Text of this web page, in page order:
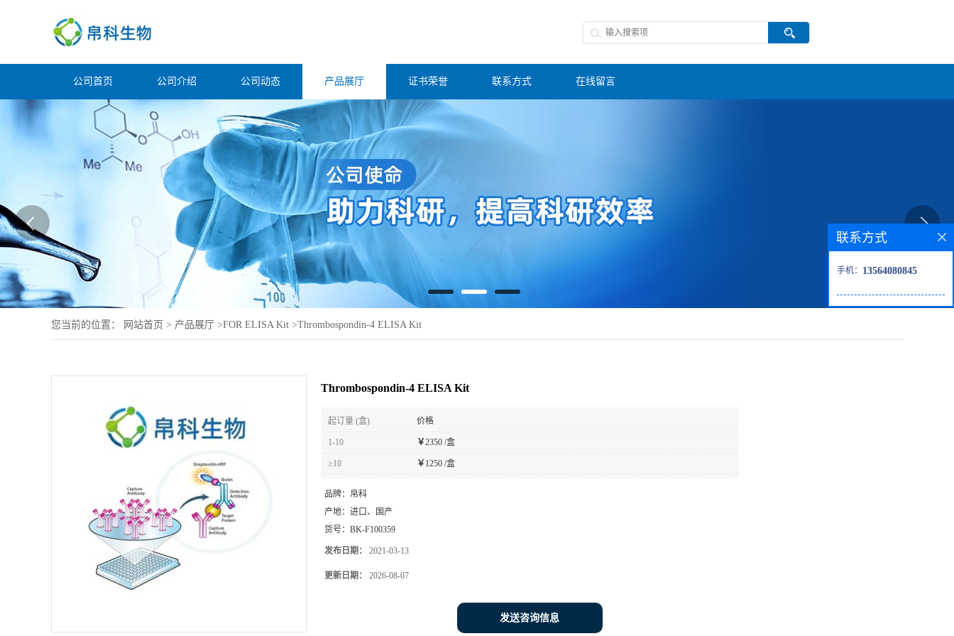
公司首页 公司介绍 公司动态 产品展厅 证书荣誉 联系方式 在线留言
您当前的位置： 网站首页 > 产品展厅 >FOR ELISA Kit >Thrombospondin-4 ELISA Kit
Thrombospondin-4 ELISA Kit
起订量 (盒) 价格
1-10 ￥2350 /盒
≥10 ￥1250 /盒
品牌： 帛科
产地： 进口、国产
货号： BK-F100359
发布日期： 2021-03-13
更新日期： 2026-08-07
发送咨询信息
联系方式
手机： 13564080845